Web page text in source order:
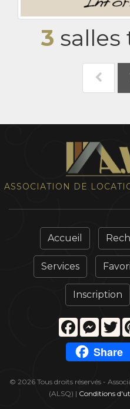
3 salles
ASSOCIATION DE
Accueil
Services
Inscription
Facebook
Share
© 2026 Tous droits réservés -
(ALSQ) | Conditions